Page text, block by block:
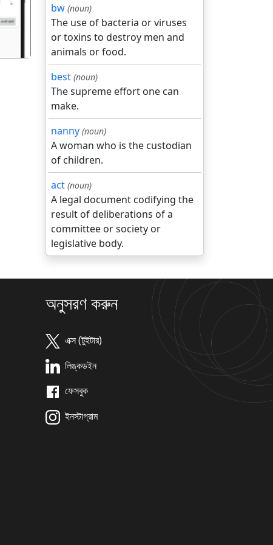
bw (noun)
The use of bacteria or viruses
or toxins to destroy men and
animals or food.
best (noun)
The supreme effort one can
make.
nanny (noun)
A woman who is the custodian
of children.
act (noun)
A legal document codifying the
result of deliberations of a
committee or society or
legislative body.
অনুসরণ করুন
এক্স (টুইটার)
লিঙ্কডইন
ফেসবুক
ইনস্টাগ্রাম